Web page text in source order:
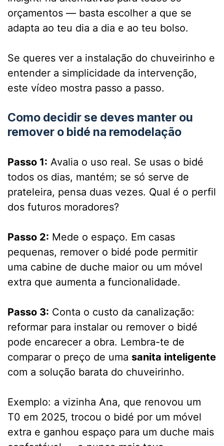
orçamentos — basta escolher a que se
adapta ao teu dia a dia e ao teu bolso.
Se queres ver a instalação do chuveirinho e
entender a simplicidade da intervenção,
este vídeo mostra passo a passo.
Como decidir se deves manter ou
remover o bidé na remodelação
Passo 1: Avalia o uso real. Se usas o bidé
todos os dias, mantém; se só serve de
prateleira, pensa duas vezes. Qual é o perfil
dos futuros moradores?
Passo 2: Mede o espaço. Em casas
pequenas, remover o bidé pode permitir
uma cabine de duche maior ou um móvel
extra que aumenta a funcionalidade.
Passo 3: Conta o custo da canalização:
reformar para instalar ou remover o bidé
pode encarecer a obra. Lembra-te de
comparar o preço de uma sanita inteligente
com a solução barata do chuveirinho.
Exemplo: a vizinha Ana, que renovou um
T0 em 2025, trocou o bidé por um móvel
extra e ganhou espaço para um duche mais